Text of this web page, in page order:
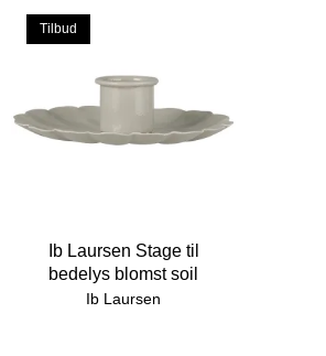
Tilbud
Ib Laursen Stage til
bedelys blomst soil
Ib Laursen